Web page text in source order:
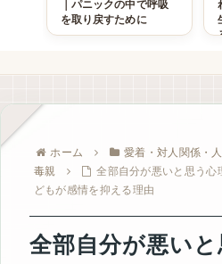
｜パニックの中で呼吸
を取り戻すために
ホーム 愛着・対人関係・
毒親
全部自分が悪いと思う心
どもが感情を抑える理由
全部自分が悪い